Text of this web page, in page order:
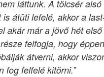
láttunk. A tölcsér
is átüti lefelé, akkor a
akár már a jövő hét
felfogja, hogy
átverni, akkor
fog felfelé kitörni.”